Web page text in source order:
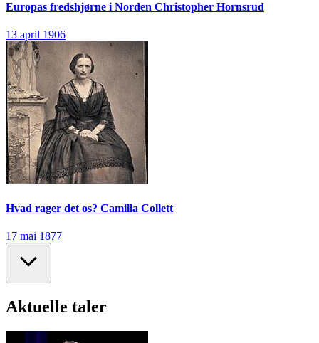
Europas fredshjørne i Norden Christopher Hornsrud
13 april 1906
Hvad rager det os? Camilla Collett
17 mai 1877
Aktuelle taler